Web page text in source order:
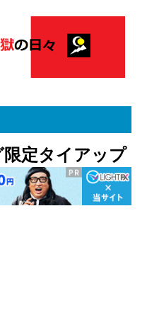
定タイアップ